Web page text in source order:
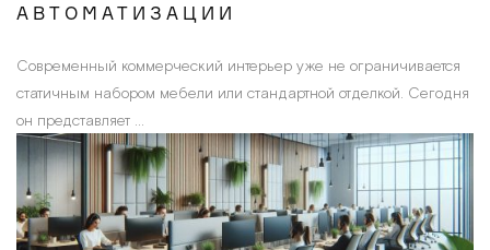
АВТОМАТИЗАЦИИ
Современный коммерческий интерьер уже не ограничивается
статичным набором мебели или стандартной отделкой. Сегодня
он представляет ...